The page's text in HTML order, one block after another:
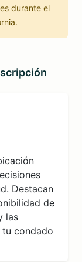
durante el
Destacan
de
las
condado